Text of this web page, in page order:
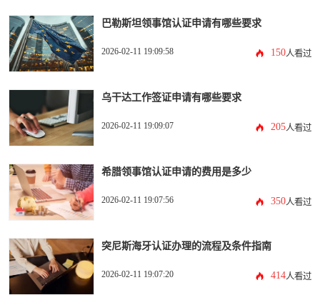
巴勒斯坦领事馆认证申请有哪些要求
2026-02-11 19:09:58 150人看过
乌干达工作签证申请有哪些要求
2026-02-11 19:09:07 205人看过
希腊领事馆认证申请的费用是多少
2026-02-11 19:07:56 350人看过
突尼斯海牙认证办理的流程及条件指南
2026-02-11 19:07:20 414人看过